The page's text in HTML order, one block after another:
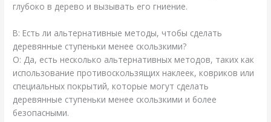
глубоко в дерево и вызывать его гниение.
В: Есть ли альтернативные методы, чтобы сделать
деревянные ступеньки менее скользкими?
О: Да, есть несколько альтернативных методов, таких как
использование противоскользящих наклеек, ковриков или
специальных покрытий, которые могут сделать
деревянные ступеньки менее скользкими и более
безопасными.